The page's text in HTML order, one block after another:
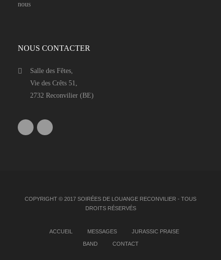
nous
NOUS CONTACTER
Salle des Fêtes,
Vie des Crêts 51,
2732 Reconvilier (BE)
COPYRIGHT © 2017 SOIRÉES DE LOUANGE RECONVILIER - TOUS
DROITS RÉSERVÉS
ACCUEIL MESSAGES JURASSIC PRAISE
BAND CONTACT